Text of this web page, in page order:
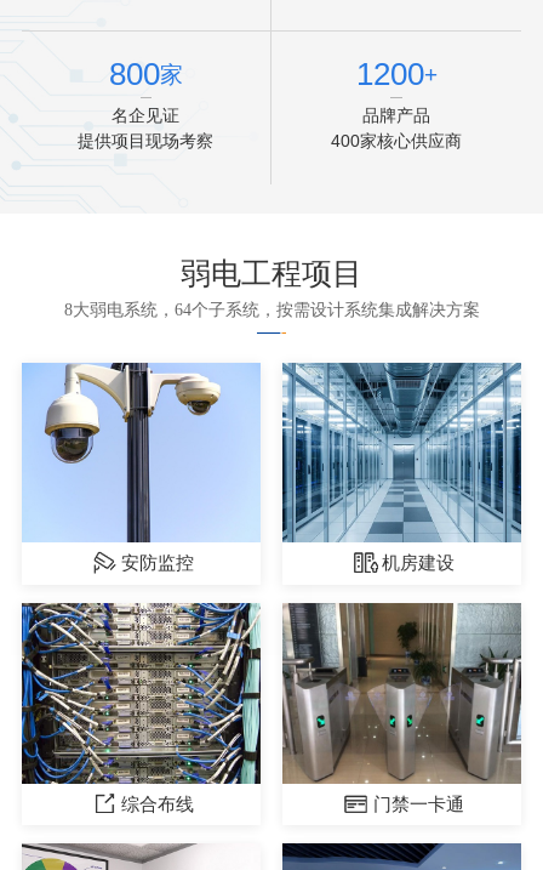
800家
名企见证
提供项目现场考察
1200+
品牌产品
400家核心供应商
弱电工程项目
8大弱电系统，64个子系统，按需设计系统集成解决方案
安防监控 机房建设
综合布线 门禁一卡通